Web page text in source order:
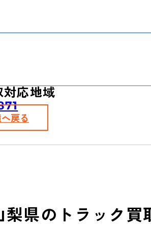
対応地域
戻る
梨県のトラック買